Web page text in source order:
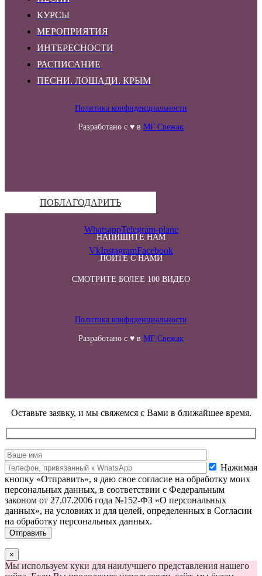
КУРСЫ
МЕРОПРИЯТИЯ
ИНТЕРЕСНОСТИ
РАСПИСАНИЕ
ПЕСНИ. ЛОШАДИ. КРЫМ
Политика конфиденциальности
Разработано с ♥ в МГ Свежак
ПОБЛАГОДАРИТЬ
НАПИШИТЕ НАМ
WhatsappTelegram-plane
ПОЙТЕ С НАМИ
VkInstagramFacebook
СМОТРИТЕ БОЛЕЕ 100 ВИДЕО
Политика конфиденциальности
Разработано с ♥ в МГ Свежак
Оставьте заявку, и мы свяжемся с Вами в ближайшее время.
Нажимая
кнопку «Отправить», я даю свое согласие на обработку моих
персональных данных, в соответствии с Федеральным
законом от 27.07.2006 года №152-ФЗ «О персональных
данных», на условиях и для целей, определенных в Согласии
на обработку персональных данных.
×
Мы используем куки для наилучшего представления нашего